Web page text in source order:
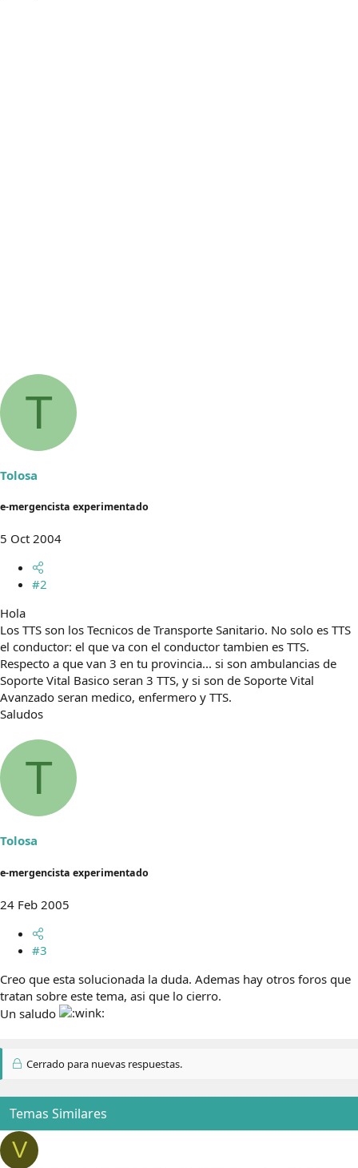
T
Tolosa
e-mergencista experimentado
5 Oct 2004
#2
Hola
Los TTS son los Tecnicos de Transporte Sanitario. No solo es TTS
el conductor: el que va con el conductor tambien es TTS.
Respecto a que van 3 en tu provincia... si son ambulancias de
Soporte Vital Basico seran 3 TTS, y si son de Soporte Vital
Avanzado seran medico, enfermero y TTS.
Saludos
T
Tolosa
e-mergencista experimentado
24 Feb 2005
#3
Creo que esta solucionada la duda. Ademas hay otros foros que
tratan sobre este tema, asi que lo cierro.
Un saludo
Cerrado para nuevas respuestas.
Temas Similares
V